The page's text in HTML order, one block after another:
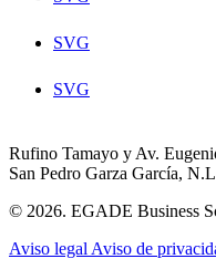
SVG
SVG
Rufino Tamayo y Av.
San Pedro Garza García,
© 2026. EGADE Business
Aviso legal Aviso de